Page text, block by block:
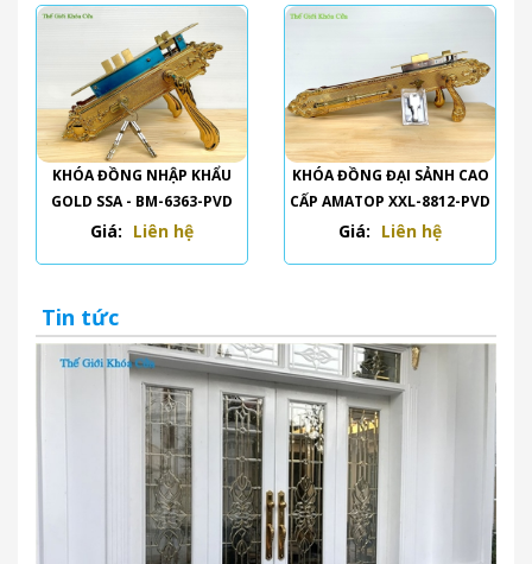
KHÓA ĐỒNG NHẬP KHẨU
GOLD SSA - BM-6363-PVD
Giá: Liên hệ
KHÓA ĐỒNG ĐẠI SẢNH CAO
CẤP AMATOP XXL-8812-PVD
Giá: Liên hệ
Tin tức